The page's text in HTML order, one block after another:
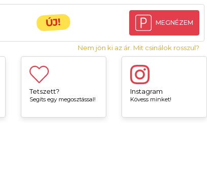
ÚJ! MEGNÉZEM
Nem jön ki az ár. Mit csinálok rosszul?
Tetszett?
Segíts egy megosztással!
Instagram
Kövess minket!